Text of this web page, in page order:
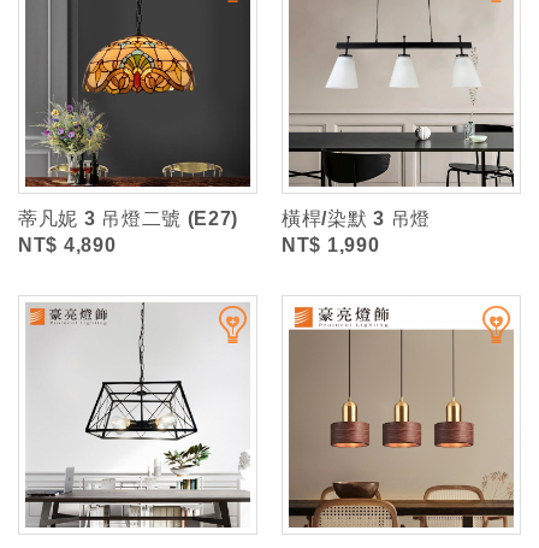
蒂凡妮 3 吊燈二號 (E27)
NT$ 4,890
橫桿/染默 3 吊燈
NT$ 1,990